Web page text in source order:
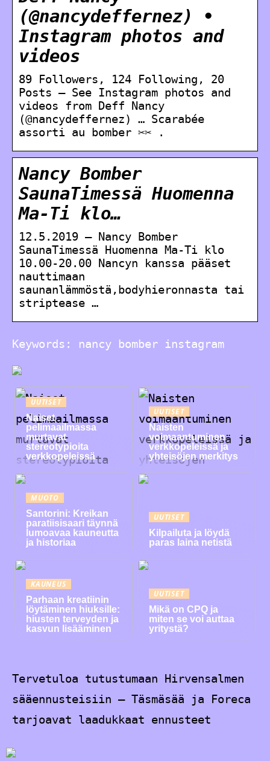
(@nancydeffernez) •
Instagram photos and
videos
89 Followers, 124 Following, 20
Posts – See Instagram photos and
videos from Deff Nancy
(@nancydeffernez) … Scarabée
assorti au bomber ✂✂ .
Nancy Bomber
SaunaTimessä Huomenna
Ma-Ti klo…
12.5.2019 — Nancy Bomber
SaunaTimessä Huomenna Ma-Ti klo
10.00-20.00 Nancyn kanssa pääset
nauttimaan
saunanlämmöstä,bodyhieronnasta tai
striptease …
Keywords: nancy bomber instagram
UUTISET
Naiset
pelimaailmassa
murtavat
stereotypioita
verkkopeleissä
UUTISET
Naisten
voimaantuminen
verkkopeleissä ja
yhteisöjen merkitys
MUOTO
Santorini: Kreikan
paratiisisaari täynnä
lumoavaa kauneutta
ja historiaa
UUTISET
Kilpailuta ja löydä
paras laina netistä
KAUNEUS
Parhaan kreatiinin
löytäminen hiuksille:
hiusten terveyden ja
kasvun lisääminen
UUTISET
Mikä on CPQ ja
miten se voi auttaa
yritystä?
Tervetuloa tutustumaan Hirvensalmen
sääennusteisiin – Täsmäsää ja Foreca
tarjoavat laadukkaat ennusteet